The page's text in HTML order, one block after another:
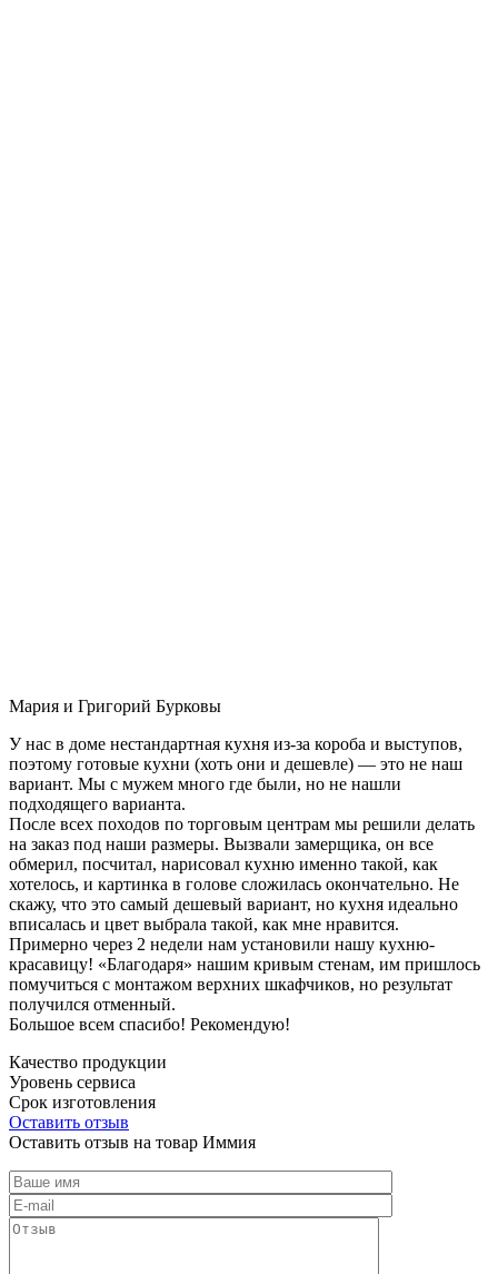
Мария и Григорий Бурковы
У нас в доме нестандартная кухня из-за короба и выступов,
поэтому готовые кухни (хоть они и дешевле) — это не наш
вариант. Мы с мужем много где были, но не нашли
подходящего варианта.
После всех походов по торговым центрам мы решили делать
на заказ под наши размеры. Вызвали замерщика, он все
обмерил, посчитал, нарисовал кухню именно такой, как
хотелось, и картинка в голове сложилась окончательно. Не
скажу, что это самый дешевый вариант, но кухня идеально
вписалась и цвет выбрала такой, как мне нравится.
Примерно через 2 недели нам установили нашу кухню-
красавицу! «Благодаря» нашим кривым стенам, им пришлось
помучиться с монтажом верхних шкафчиков, но результат
получился отменный.
Большое всем спасибо! Рекомендую!
Качество продукции
Уровень сервиса
Срок изготовления
Оставить отзыв
Оставить отзыв на товар Иммия